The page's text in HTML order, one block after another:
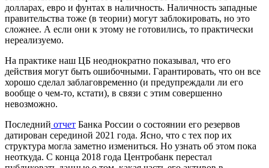
долларах, евро и фунтах в наличность. Наличность западные
правительства тоже (в теории) могут заблокировать, но это
сложнее. А если они к этому не готовились, то практически
нереализуемо.
На практике наш ЦБ неоднократно показывал, что его
действия могут быть ошибочными. Гарантировать, что он все
хорошо сделал заблаговременно (и предупреждали ли его
вообще о чем-то, кстати), в связи с этим совершенно
невозможно.
Последний отчет Банка России о состоянии его резервов
датирован серединой 2021 года. Ясно, что с тех пор их
структура могла заметно измениться. Но узнать об этом пока
неоткуда. С конца 2018 года Центробанк перестал